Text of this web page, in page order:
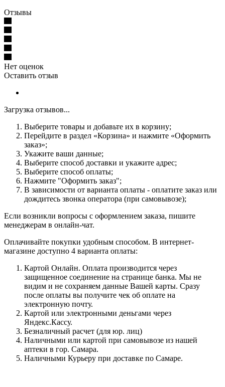
Отзывы
Нет оценок
Оставить отзыв
Загрузка отзывов...
Выберите товары и добавьте их в корзину;
Перейдите в раздел «Корзина» и нажмите «Оформить
заказ»;
Укажите ваши данные;
Выберите способ доставки и укажите адрес;
Выберите способ оплаты;
Нажмите "Оформить заказ";
В зависимости от варианта оплаты - оплатите заказ или
дождитесь звонка оператора (при самовывозе);
Если возникли вопросы с оформлением заказа, пишите
менеджерам в онлайн-чат.
Оплачивайте покупки удобным способом. В интернет-
магазине доступно 4 варианта оплаты:
Картой Онлайн. Оплата производится через
защищенное соединение на странице банка. Мы не
видим и не сохраняем данные Вашей карты. Сразу
после оплаты вы получите чек об оплате на
электронную почту.
Картой или электронными деньгами через
Яндекс.Кассу.
Безналичный расчет (для юр. лиц)
Наличными или картой при самовывозе из нашей
аптеки в гор. Самара.
Наличными Курьеру при доставке по Самаре.